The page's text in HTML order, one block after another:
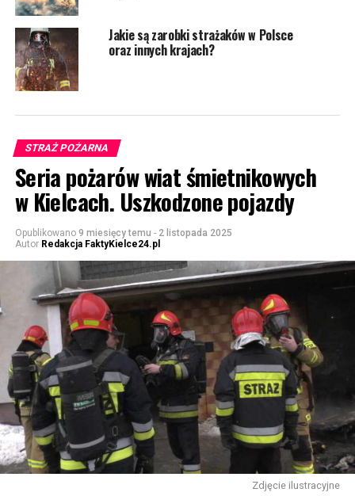
Jakie są zarobki strażaków w Polsce
oraz innych krajach?
STRAŻ POŻARNA
Seria pożarów wiat śmietnikowych
w Kielcach. Uszkodzone pojazdy
Opublikowano 9 miesięcy temu - 2 listopada 2025
Autor Redakcja FaktyKielce24.pl
Zdjęcie ilustracyjne